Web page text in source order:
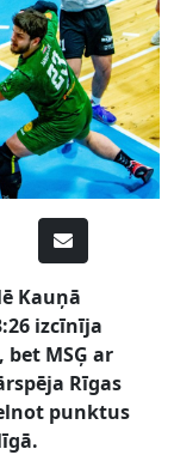
Kauņā
izcīnīja
MSĢ ar
Rīgas
punktus